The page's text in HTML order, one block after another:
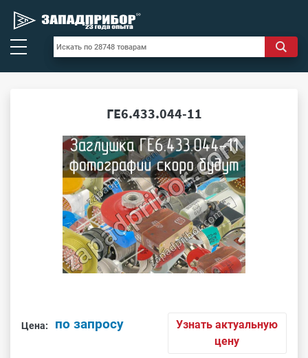
ГЕ6.433.044-11
Цена: по запросу
Узнать актуальную
цену